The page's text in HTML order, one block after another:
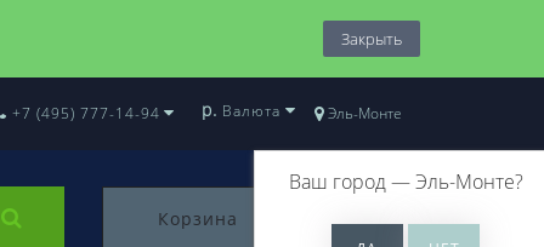
Закрыть
Эль-Монте
Ваш город —Эль-Монте?
+7 (495) 777-14-94 р. Валюта
Корзина 0